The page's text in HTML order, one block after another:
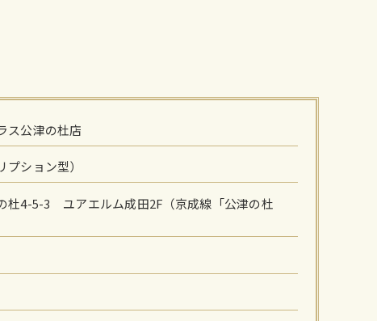
ス公津の杜店
ション型）
杜4-5-3 ユアエルム成田2F（京成線「公津の杜